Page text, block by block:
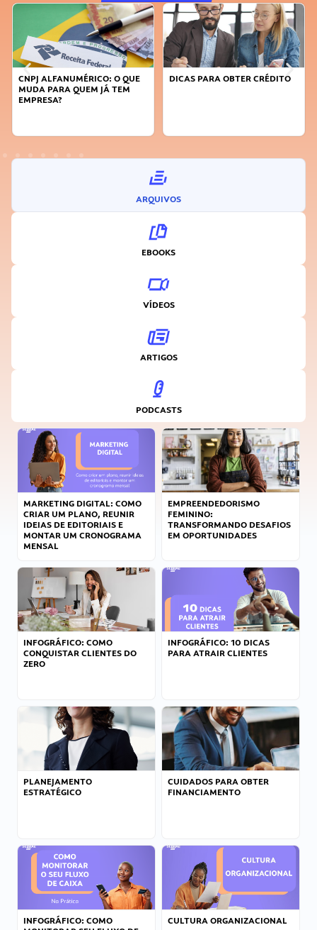
CNPJ ALFANUMÉRICO: O QUE
MUDA PARA QUEM JÁ TEM
EMPRESA?
DICAS PARA OBTER CRÉDITO
ARQUIVOS
EBOOKS
VÍDEOS
ARTIGOS
PODCASTS
MARKETING DIGITAL: COMO
CRIAR UM PLANO, REUNIR
IDEIAS DE EDITORIAIS E
MONTAR UM CRONOGRAMA
MENSAL
EMPREENDEDORISMO
FEMININO:
TRANSFORMANDO DESAFIOS
EM OPORTUNIDADES
INFOGRÁFICO: COMO
CONQUISTAR CLIENTES DO
ZERO
INFOGRÁFICO: 10 DICAS
PARA ATRAIR CLIENTES
PLANEJAMENTO
ESTRATÉGICO
CUIDADOS PARA OBTER
FINANCIAMENTO
INFOGRÁFICO: COMO
CULTURA ORGANIZACIONAL